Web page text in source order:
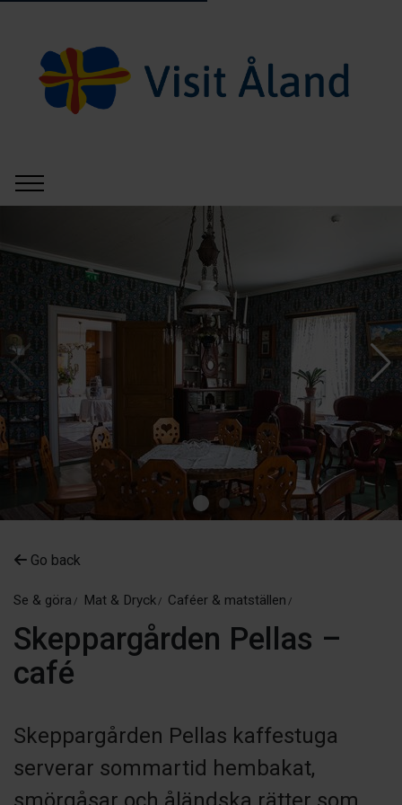
Go back
Se & göra Mat & Dryck Caféer & matställen
Skeppargården Pellas –
café
Skeppargården Pellas kaffestuga
serverar sommartid hembakat,